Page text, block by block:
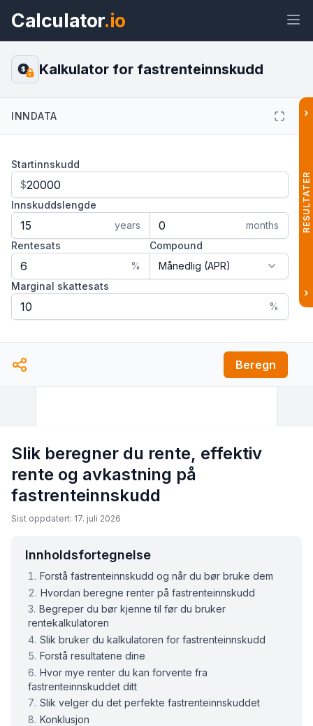
Calculator.io
fastrenteinnskudd Widget
$ Kalkulator for fastrenteinnskudd
INNDATA
Startinnskudd
$
Innskuddslengde
years
months
Rentesats
%
Compound
Marginal skattesats
%
Beregn
›
RESULTATER
›
Slik beregner du rente, effektiv
rente og avkastning på
fastrenteinnskudd
Sist oppdatert: 17. juli 2026
Innholdsfortegnelse
Forstå fastrenteinnskudd og når du bør bruke dem
Hvordan beregne renter på fastrenteinnskudd
Begreper du bør kjenne til før du bruker
rentekalkulatoren
Slik bruker du kalkulatoren for fastrenteinnskudd
Forstå resultatene dine
Hvor mye renter du kan forvente fra
fastrenteinnskuddet ditt
Slik velger du det perfekte fastrenteinnskuddet
Konklusjon